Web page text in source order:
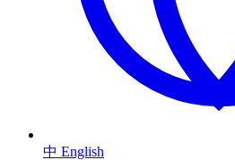
中 English